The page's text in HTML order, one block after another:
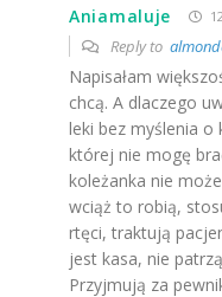
Aniamaluje
Reply to
Napisałam
chcą. A dlaczego
leki bez myślenia o
której nie mogę
koleżanka nie
wciąż to robią,
rtęci, traktują
jest kasa, nie
Przyjmują za